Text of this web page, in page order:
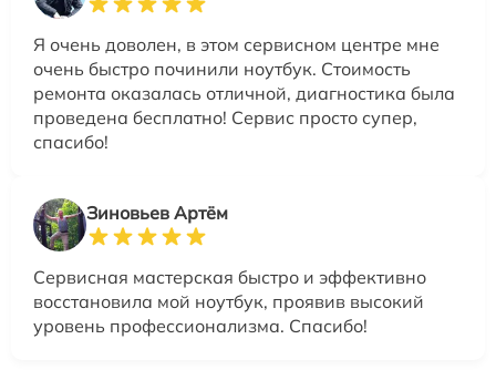
Я очень доволен, в этом сервисном центре мне
очень быстро починили ноутбук. Стоимость
ремонта оказалась отличной, диагностика была
проведена бесплатно! Сервис просто супер,
спасибо!
Зиновьев Артём
Сервисная мастерская быстро и эффективно
восстановила мой ноутбук, проявив высокий
уровень профессионализма. Спасибо!